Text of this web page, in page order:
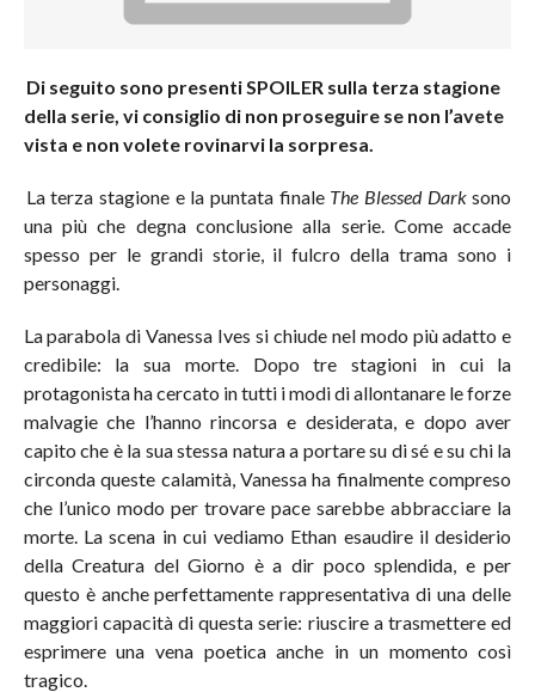
Di seguito sono presenti SPOILER sulla terza stagione
della serie, vi consiglio di non proseguire se non l’avete
vista e non volete rovinarvi la sorpresa.
La terza stagione e la puntata finale The Blessed Darksono
una più che degna conclusione alla serie. Come accade
spesso per le grandi storie, il fulcro della trama sono i
personaggi.
La parabola di Vanessa Ives si chiude nel modo più adatto e
credibile: la sua morte. Dopo tre stagioni in cui la
protagonista ha cercato in tutti i modi di allontanare le forze
malvagie che l’hanno rincorsa e desiderata, e dopo aver
capito che è la sua stessa natura a portare su di sé e su chi la
circonda queste calamità, Vanessa ha finalmente compreso
che l’unico modo per trovare pace sarebbe abbracciare la
morte. La scena in cui vediamo Ethan esaudire il desiderio
della Creatura del Giorno è a dir poco splendida, e per
questo è anche perfettamente rappresentativa di una delle
maggiori capacità di questa serie: riuscire a trasmettere ed
esprimere una vena poetica anche in un momento così
tragico.